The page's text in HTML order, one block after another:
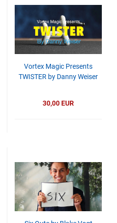
Vortex Magic Presents
TWISTER by Danny Weiser
30,00 EUR